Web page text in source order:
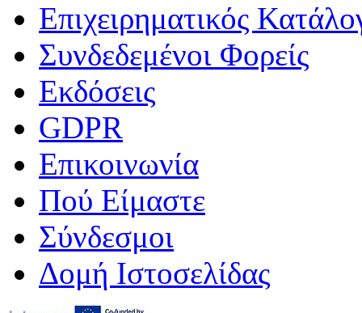
Επιχειρηματικός
Συνδεδεμένοι Φορείς
Εκδόσεις
GDPR
Επικοινωνία
Πού Είμαστε
Σύνδεσμοι
Δομή Ιστοσελίδας